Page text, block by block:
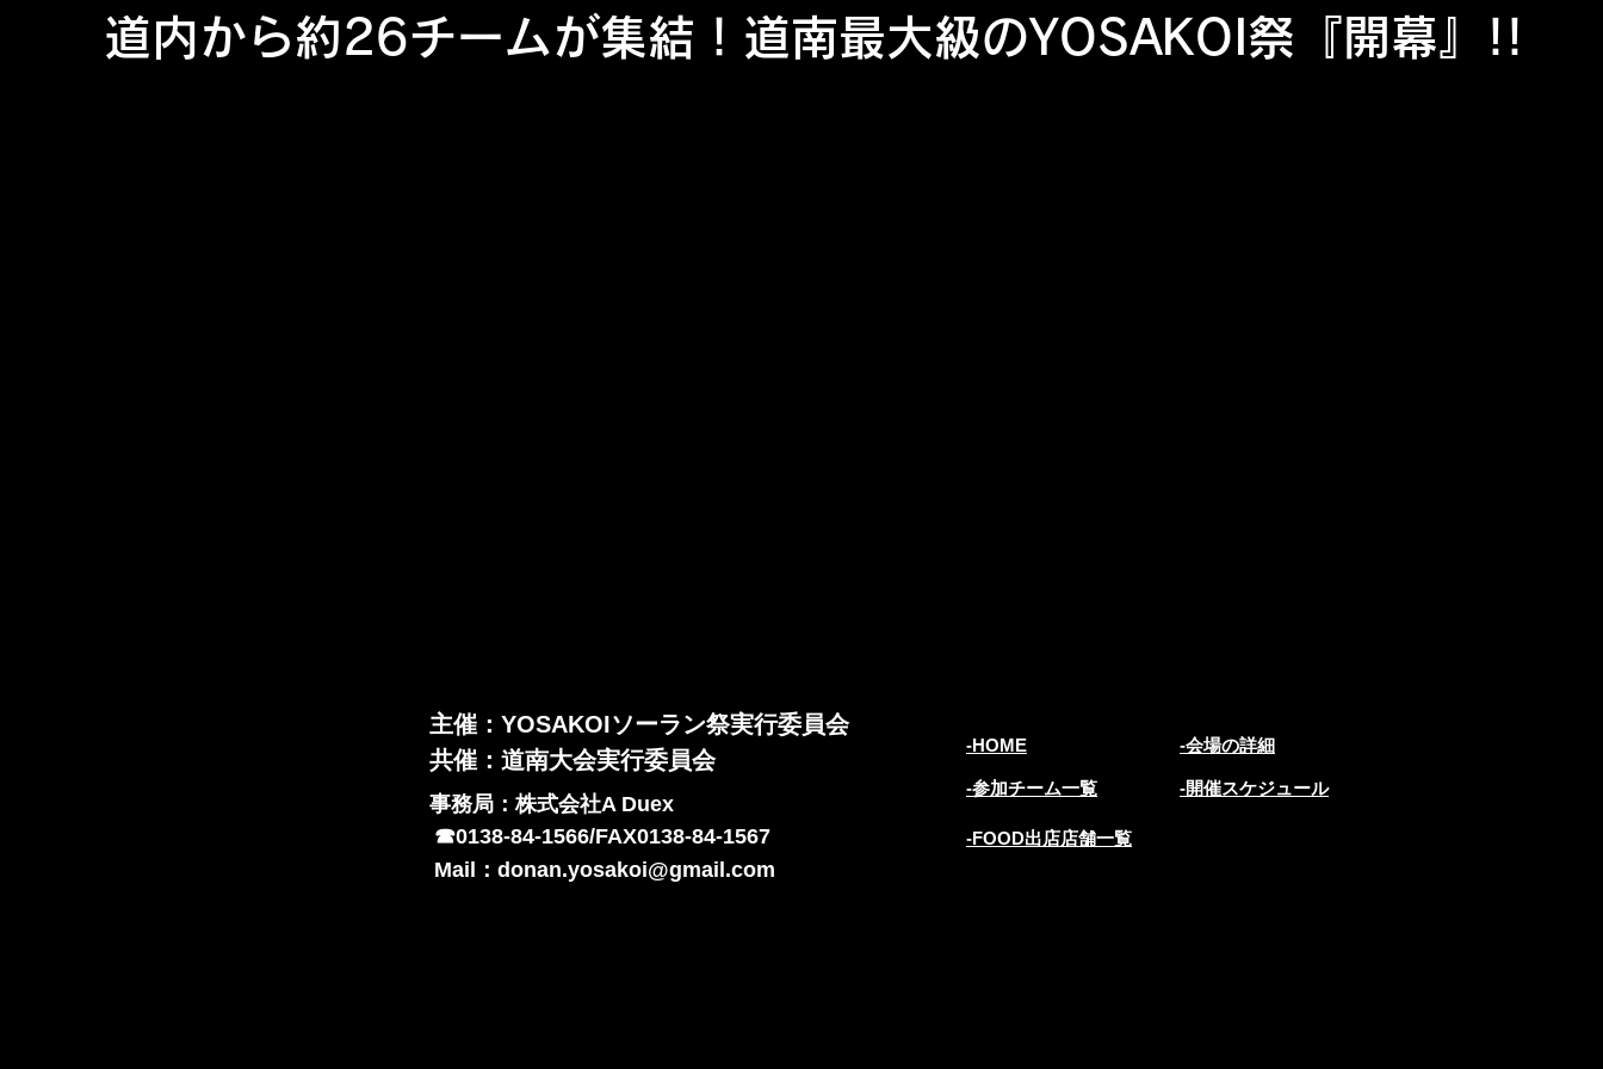
道内から約26チームが集結！道南最大級のYOSAKOI祭『開幕』!!
主催：YOSAKOIソーラン祭実行委員会
​共催：道南大会実行委員会
​事務局：株式会社A Duex
☎︎0138-84-1566/FAX0138-84-1567
Mail： donan.yosakoi@gmail.com
-HOME
-参加チーム一覧
-会場の詳細
-開催スケジュール
-FOOD出店店舗一覧